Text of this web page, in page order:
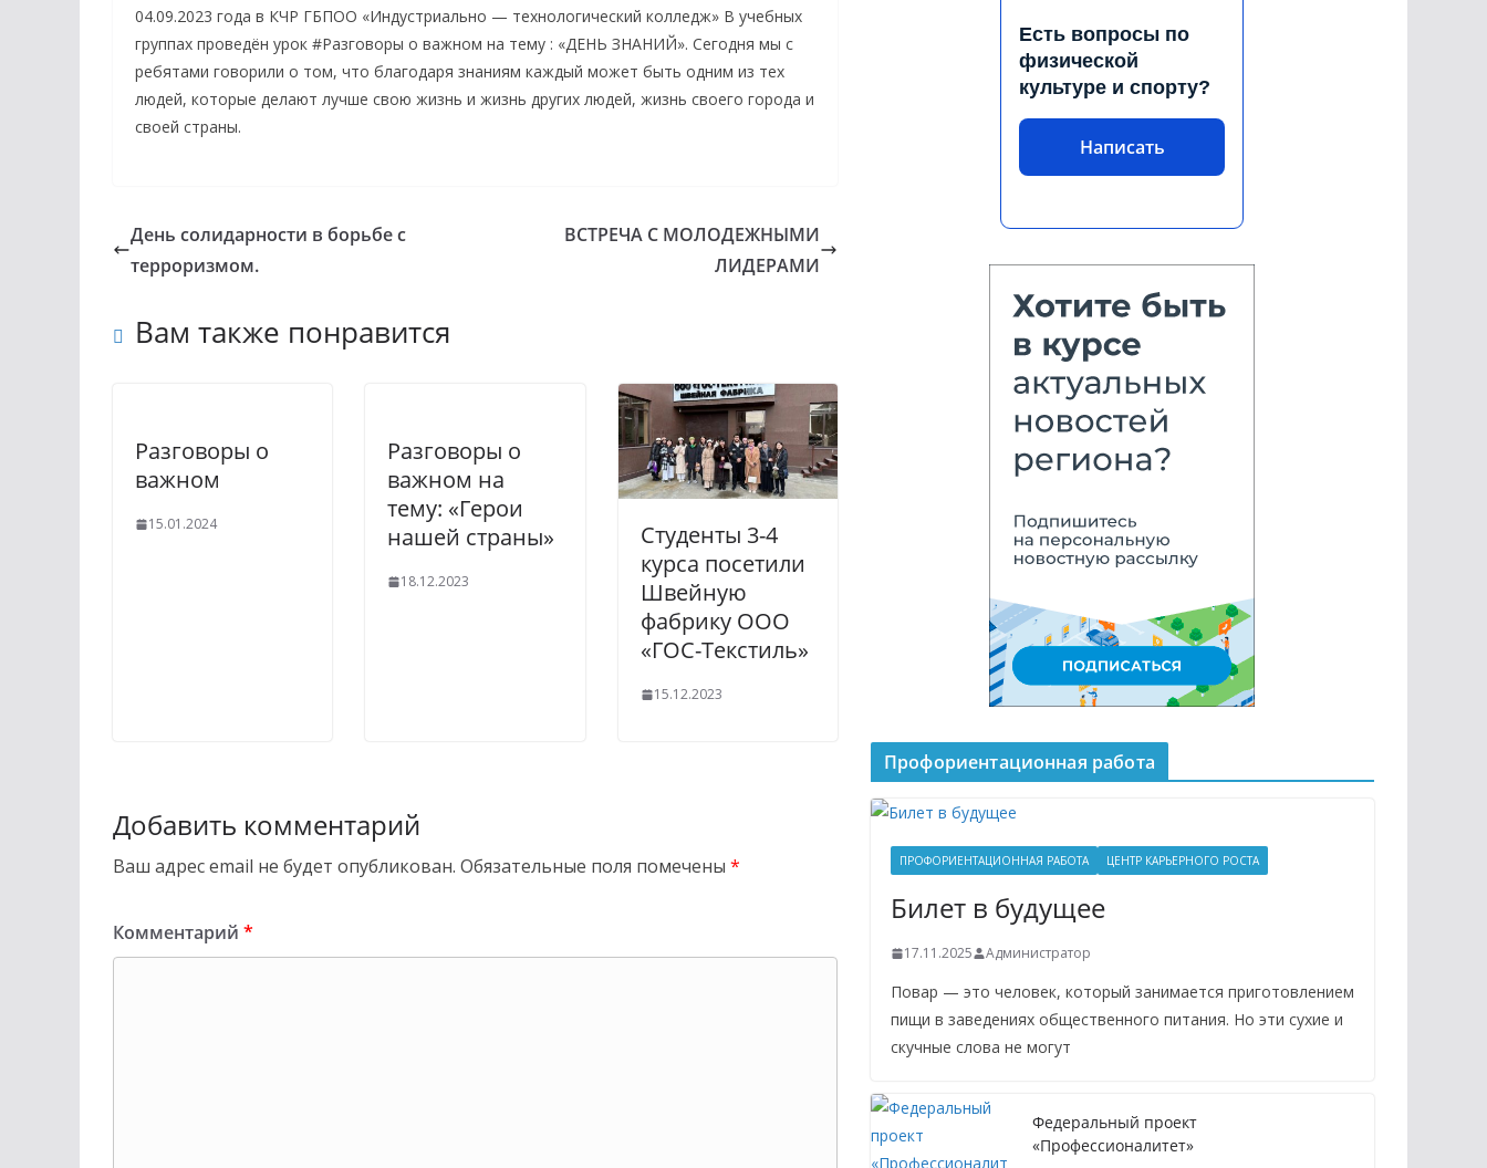
04.09.2023 года в КЧР ГБПОО «Индустриально — технологический колледж» В учебных
группах проведён урок #Разговоры о важном на тему : «ДЕНЬ ЗНАНИЙ». Сегодня мы с
ребятами говорили о том, что благодаря знаниям каждый может быть одним из тех
людей, которые делают лучше свою жизнь и жизнь других людей, жизнь своего города и
своей страны.
День солидарности в борьбе с
терроризмом.
ВСТРЕЧА С МОЛОДЕЖНЫМИ
ЛИДЕРАМИ
Вам также понравится
Разговоры о
важном
15.01.2024
Разговоры о
важном на
тему: «Герои
нашей страны»
18.12.2023
Студенты 3-4
курса посетили
Швейную
фабрику ООО
«ГОС-Текстиль»
15.12.2023
Добавить комментарий
Ваш адрес email не будет опубликован. Обязательные поля помечены *
Комментарий *
Есть вопросы по
физической
культуре и спорту?
Написать
Профориентационная работа
ПРОФОРИЕНТАЦИОННАЯ РАБОТА ЦЕНТР КАРЬЕРНОГО РОСТА
Билет в будущее
17.11.2025 Администратор
Повар — это человек, который занимается приготовлением
пищи в заведениях общественного питания. Но эти сухие и
скучные слова не могут
Федеральный проект
«Профессионалитет»